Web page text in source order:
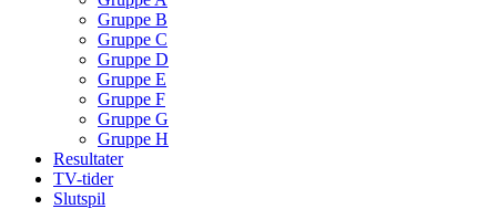
Gruppe B
Gruppe C
Gruppe D
Gruppe E
Gruppe F
Gruppe G
Gruppe H
Resultater
TV-tider
Slutspil